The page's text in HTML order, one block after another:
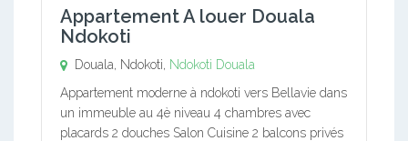
Appartement A louer Douala
Ndokoti
Douala, Ndokoti, Ndokoti Douala
Appartement moderne à ndokoti vers Bellavie dans
un immeuble au 4è niveau 4 chambres avec
placards 2 douches Salon Cuisine 2 balcons privés